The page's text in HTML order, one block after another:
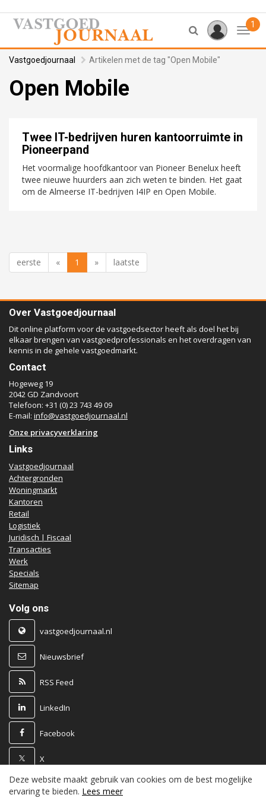
1
Vastgoedjournaal Artikelen met de tag "Open Mobile"
Open Mobile
Twee IT-bedrijven huren kantoorruimte in
Pioneerpand
Het voormalige hoofdkantoor van Pioneer Benelux heeft
twee nieuwe huurders aan zich weten te binden. Het gaat
om de Almeerse IT-bedrijven I4IP en Open Mobile.
eerste « 1 » laatste
Over Vastgoedjournaal
Dit online platform voor de vastgoedsector heeft als doel het bij
elkaar brengen van vastgoedprofessionals en het overdragen van
kennis in de gehele vastgoedmarkt.
Contact
Hogeweg 19
2042 GD Zandvoort
Telefoon: +31 (0) 23 743 49 09
E-mail: info@vastgoedjournaal.nl
Onze privacyverklaring
Links
Vastgoedjournaal
Achtergronden
Woningmarkt
Kantoren
Retail
Logistiek
Juridisch | Fiscaal
Transacties
Werk
Specials
Sitemap
Volg ons
vastgoedjournaal.nl
Nieuwsbrief
RSS Feed
LinkedIn
Facebook
X
Powered by
Deze website maakt gebruik van cookies om de best mogelijke
ervaring te bieden. Lees meer